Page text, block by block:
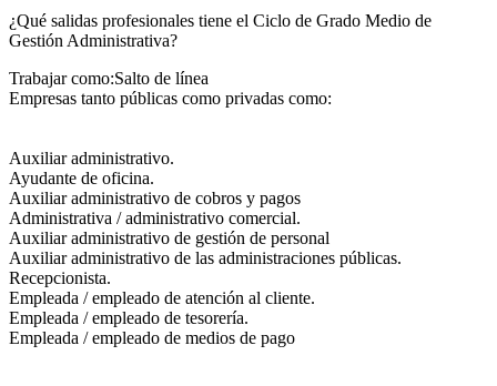
¿Qué salidas profesionales tiene el Ciclo de Grado Medio de
Gestión Administrativa?​
Trabajar como:Salto de línea
Empresas tanto públicas como privadas como:
Auxiliar administrativo.
Ayudante de oficina.
Auxiliar administrativo de cobros y pagos
Administrativa / administrativo comercial.
Auxiliar administrativo de gestión de personal
Auxiliar administrativo de las administraciones públicas.
Recepcionista.
Empleada / empleado de atención al cliente.
Empleada / empleado de tesorería.
Empleada / empleado de medios de pago